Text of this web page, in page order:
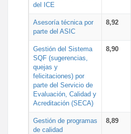
del ICE
Asesoría técnica por
parte del ASIC
8,92
Gestión del Sistema
SQF (sugerencias,
quejas y
felicitaciones) por
parte del Servicio de
Evaluación, Calidad y
Acreditación (SECA)
8,90
Gestión de programas
de calidad
8,89